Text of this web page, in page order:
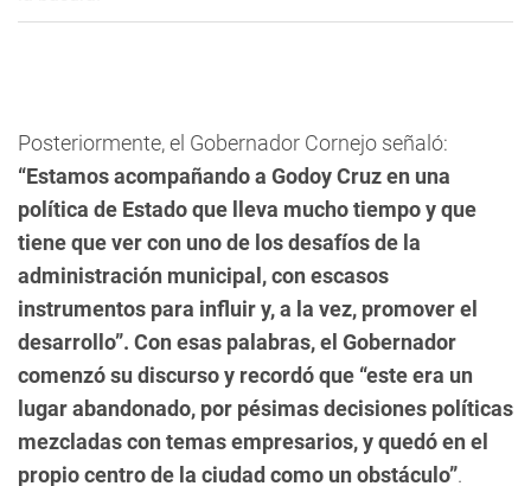
Posteriormente, el Gobernador Cornejo señaló:
“Estamos acompañando a Godoy Cruz en una
política de Estado que lleva mucho tiempo y que
tiene que ver con uno de los desafíos de la
administración municipal, con escasos
instrumentos para influir y, a la vez, promover el
desarrollo”. Con esas palabras, el Gobernador
comenzó su discurso y recordó que “este era un
lugar abandonado, por pésimas decisiones políticas
mezcladas con temas empresarios, y quedó en el
propio centro de la ciudad como un obstáculo”.